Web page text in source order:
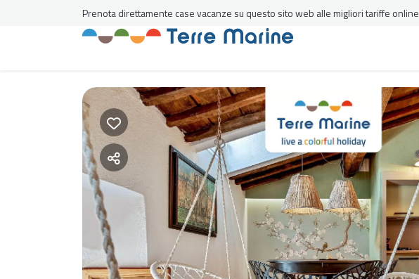
Prenota direttamente case vacanze su questo sito web alle migliori tariffe online